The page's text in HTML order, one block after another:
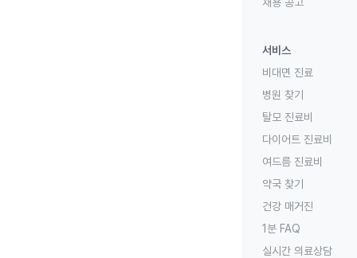
서비스
비대면 진료
병원 찾기
탈모 진료비
다이어트 진료비
여드름 진료비
약국 찾기
건강 매거진
1분 FAQ
실시간 의료상담